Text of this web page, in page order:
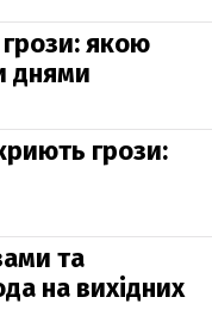
грози: якою
днями
грози:
та
на вихідних